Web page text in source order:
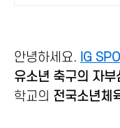
안녕하세요. IG
유소년 축구의 자부
학교의 전국소년체